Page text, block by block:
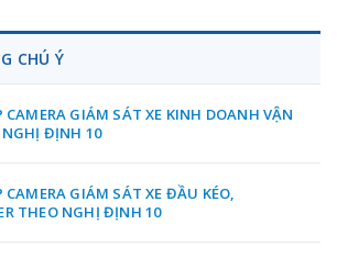
CHÚ Ý
CAMERA GIÁM SÁT XE KINH DOANH VẬN
ĐỊNH 10
CAMERA GIÁM SÁT XE ĐẦU KÉO,
THEO NGHỊ ĐỊNH 10